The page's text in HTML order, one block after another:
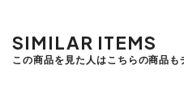
SIMILAR ITEMS
この商品を見た人はこちらの商品も